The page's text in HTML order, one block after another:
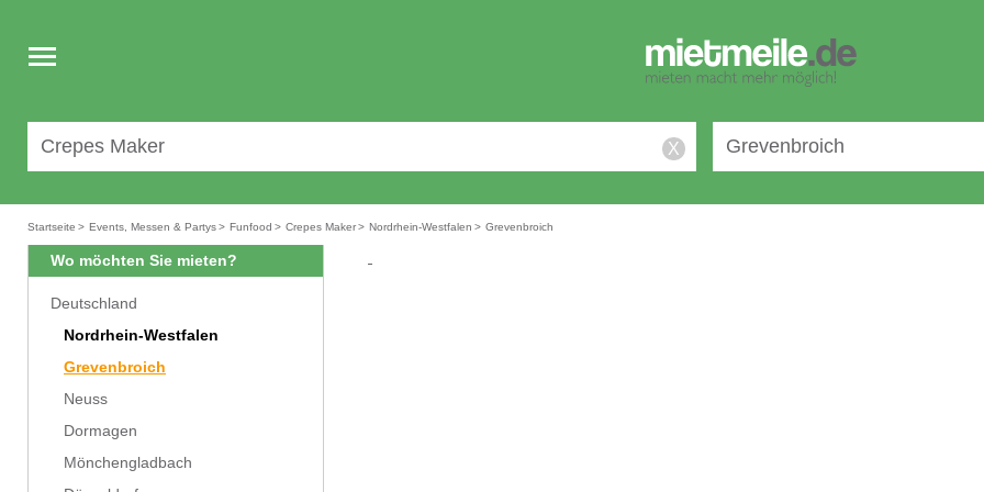
Toggle
navigation
X
Startseite > Events, Messen & Partys> Funfood > Crepes Maker> Nordrhein-Westfalen > Grevenbroich
Wo möchten Sie mieten?
Deutschland
Nordrhein-Westfalen
Grevenbroich
Neuss
Dormagen
Mönchengladbach